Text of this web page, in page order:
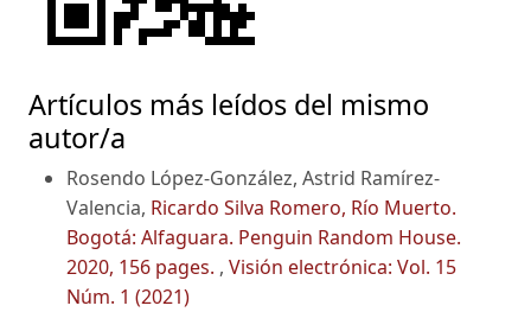
Artículos más leídos del mismo
autor/a
Rosendo López-González, Astrid Ramírez-
Valencia, Ricardo Silva Romero, Río Muerto.
Bogotá: Alfaguara. Penguin Random House.
2020, 156 pages. , Visión electrónica: Vol. 15
Núm. 1 (2021)